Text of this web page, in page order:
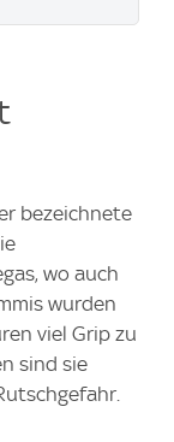
bezeichnete
wo auch
wurden
viel Grip zu
sind sie